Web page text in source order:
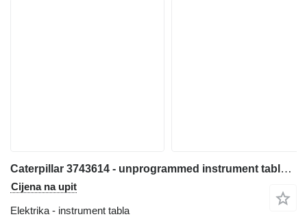
Caterpillar 3743614 - unprogrammed instrument tabla za Caterpillar 950M 980M 962M 972M 982M 966M prednjeg utovarivača
Cijena na upit
Elektrika - instrument tabla